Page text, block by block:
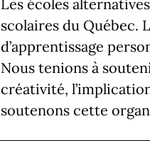
Les écoles
scolaires du Québec.
d’apprentissage
Nous tenions à
créativité,
soutenons cette